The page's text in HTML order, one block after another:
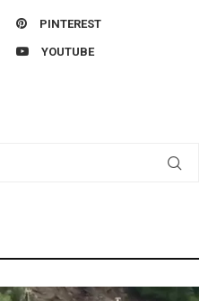
PINTEREST
YOUTUBE